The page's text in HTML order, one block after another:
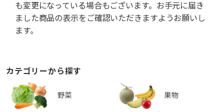
も変更になっている場合もございます。お手元に届き
ました商品の表示をご確認いただきますようお願いし
ます。
カテゴリーから探す